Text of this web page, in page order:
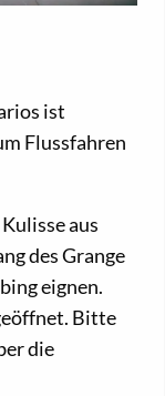
ist
Flussfahren
aus
des Grange
eignen.
Bitte
die